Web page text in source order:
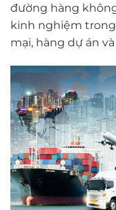
đường hàng
kinh nghiệm
mại, hàng dự án